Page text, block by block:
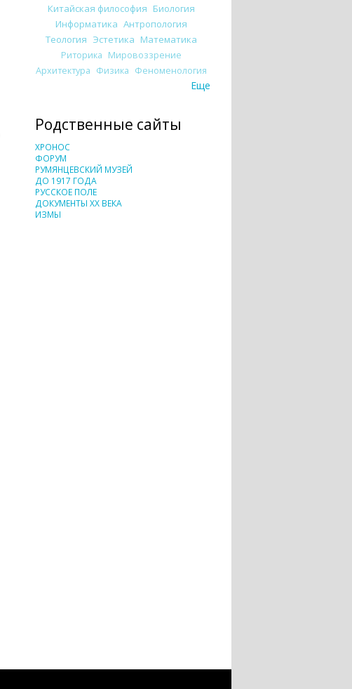
Китайская философия Биология
Информатика Антропология
Теология Эстетика Математика
Риторика Мировоззрение
Архитектура Физика Феноменология
Еще
Родственные сайты
ХРОНОС
ФОРУМ
РУМЯНЦЕВСКИЙ МУЗЕЙ
ДО 1917 ГОДА
РУССКОЕ ПОЛЕ
ДОКУМЕНТЫ XX ВЕКА
ИЗМЫ